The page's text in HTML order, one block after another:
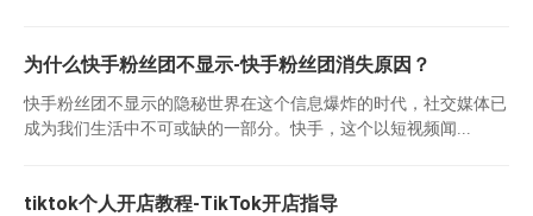
为什么快手粉丝团不显示-快手粉丝团消失原因？
快手粉丝团不显示的隐秘世界在这个信息爆炸的时代，社交媒体已
成为我们生活中不可或缺的一部分。快手，这个以短视频闻...
tiktok个人开店教程-TikTok开店指导